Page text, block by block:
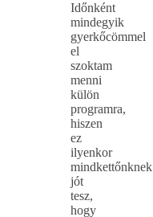
Időnként
mindegyik
gyerkőcömmel
el
szoktam
menni
külön
programra,
hiszen
ez
ilyenkor
mindkettőnknek
jót
tesz,
hogy